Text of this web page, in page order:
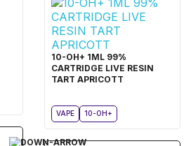
10-OH+ 1ML 99%
CARTRIDGE LIVE RESIN
TART APRICOTT
VAPE 10-OH+